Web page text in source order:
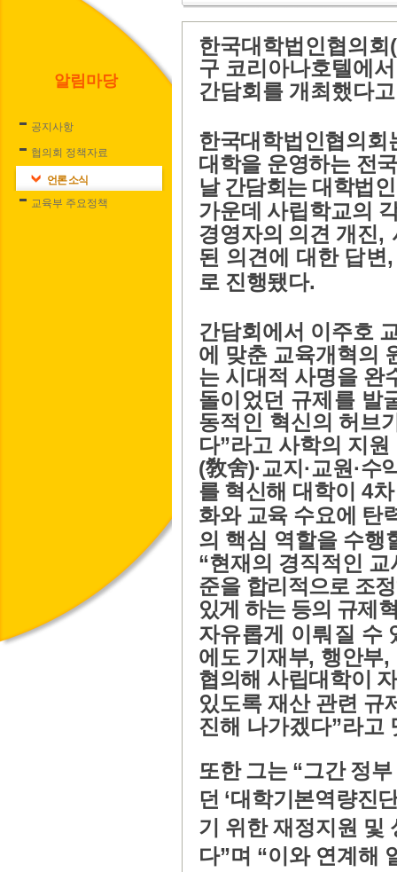
알림마당
공지사항
협의회 정책자료
언론 소식
교육부 주요정책
한국대학법인협의회 (
구 코리아나호텔에
간담회를 개최했다
한국대학법인협의회
대학을 운영하는 전
날 간담회는 대학법
가운데 사립학교의
경영자의 의견 개진,
된 의견에 대한 답변
로 진행됐다.
간담회에서 이주호
에 맞춘 교육개혁의
는 시대적 사명을 완
돌이었던 규제를 발
동적인 혁신의 허브
다”라고 사학의 지
(敎舍)·교지 ·교원 ·수
를 혁신해 대학이 4
화와 교육 수요에
탄
의 핵심 역할을 수
“현재의 경직적인 교
준을 합리적으로 조
있게 하는 등의 규제
자유롭게 이뤄질 수
에도 기재부, 행안부,
협의해 사립대학이
있도록 재산 관련 규
진해 나가겠다”라고
또한 그는 “그간 정
던 ‘대학기본역량진
기 위한 재정지원 및
다”며 “이와 연계해